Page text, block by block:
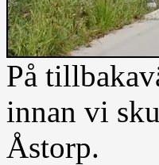
På
innan vi
Åstorp.